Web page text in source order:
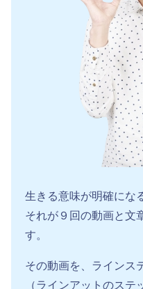
生きる意味が明確にな
それが９回の動画と文
す。
その動画を、ラインス
（ラインアットのス